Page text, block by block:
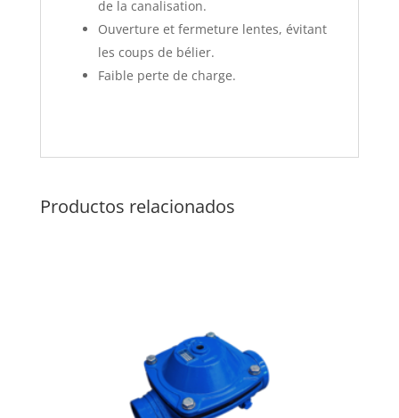
de la canalisation.
Ouverture et fermeture lentes, évitant
les coups de bélier.
Faible perte de charge.
Productos relacionados